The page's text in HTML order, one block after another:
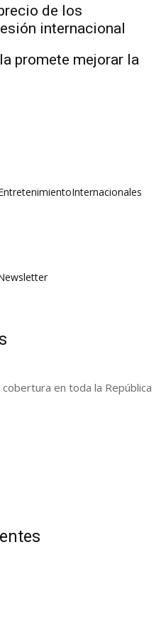
de los
internacional
promete mejorar la
Internacionales
en toda la República